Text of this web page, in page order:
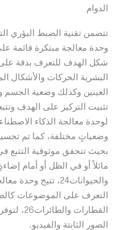
الدوام
تتضمن تقنية الضبط البؤري
وحدة معالجة مبتكرة قائمة
شكل الهدف للتعرف بدقة على
البشرية الحركات والأشكال
العينين وكذلك وضعية الجسم
تثبيت التركيز على الهدف
لوحدة معالجة الذكاء
وضعياتٍ مختلفة، كما تم
بحيث تتحقق موثوقية
مائلاً أو في الظل أو أمام
والحيوانات24، تتيح
الصور الثابتة والفيديو.